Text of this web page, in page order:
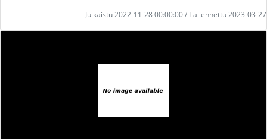
Julkaistu 2022-11-28 00:00:00 / Tallennettu 2023-03-27